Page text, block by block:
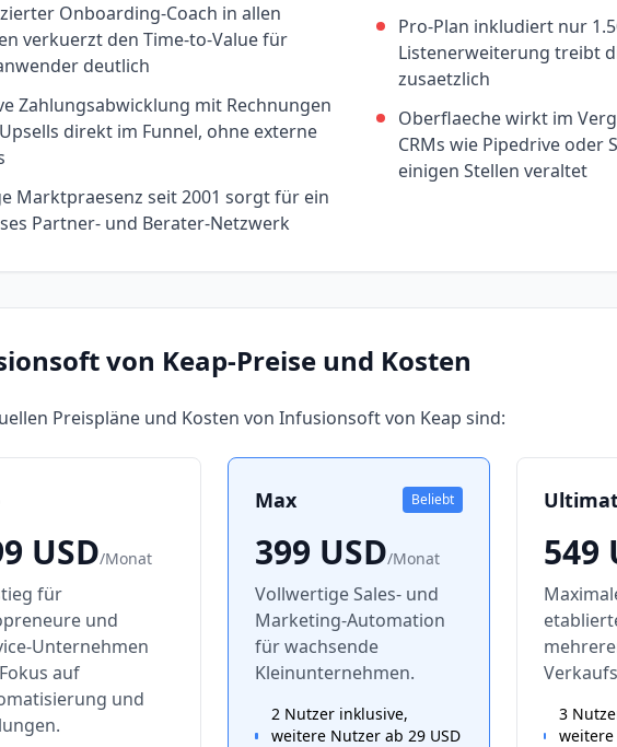
Onboarding-Coach in allen
verkuerzt den Time-to-Value für
deutlich
Zahlungsabwicklung mit Rechnungen
direkt im Funnel, ohne externe
Marktpraesenz seit 2001 sorgt für ein
Partner- und Berater-Netzwerk
Pro-Plan inkludiert nur
Listenerweiterung treibt
zusaetzlich
Oberflaeche wirkt im
CRMs wie Pipedrive oder
einigen Stellen veraltet
von Keap-Preise und Kosten
Preispläne und Kosten von Infusionsoft von Keap sind:
USD/Monat
für
und
Unternehmen
auf
und
Max Beliebt
399 USD/Monat
Vollwertige Sales- und
Marketing-Automation
für wachsende
Kleinunternehmen.
2 Nutzer inklusive,
weitere Nutzer ab 29 USD
549
3
weitere